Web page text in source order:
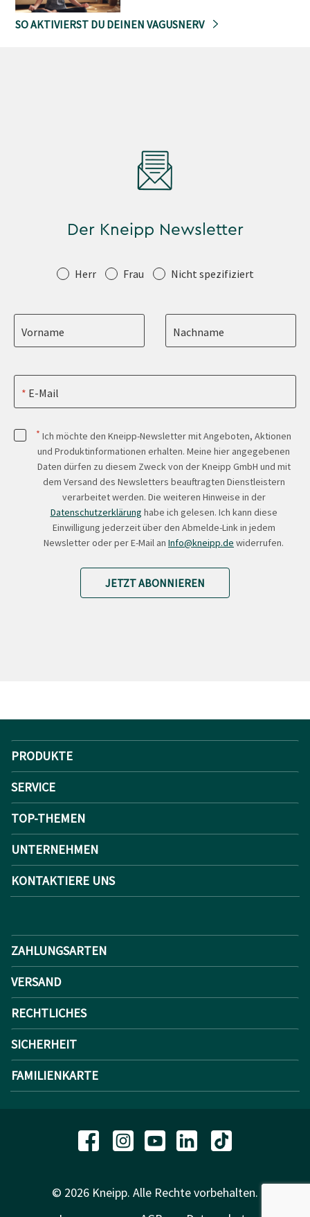
SO AKTIVIERST DU DEINEN VAGUSNERV
Der Kneipp Newsletter
Anrede Herr Frau Nicht spezifiziert
Vorname Nachname
E-Mail
* Ich möchte den Kneipp-Newsletter mit Angeboten, Aktionen
und Produktinformationen erhalten. Meine hier angegebenen
Daten dürfen zu diesem Zweck von der Kneipp GmbH und mit
dem Versand des Newsletters beauftragten Dienstleistern
verarbeitet werden. Die weiteren Hinweise in der
Datenschutzerklärung habe ich gelesen. Ich kann diese
Einwilligung jederzeit über den Abmelde-Link in jedem
Newsletter oder per E-Mail an Info@kneipp.de widerrufen.
JETZT ABONNIEREN
PRODUKTE
SERVICE
TOP-THEMEN
UNTERNEHMEN
KONTAKTIERE UNS
ZAHLUNGSARTEN
VERSAND
RECHTLICHES
SICHERHEIT
FAMILIENKARTE
© 2026 Kneipp. Alle Rechte vorbehalten.